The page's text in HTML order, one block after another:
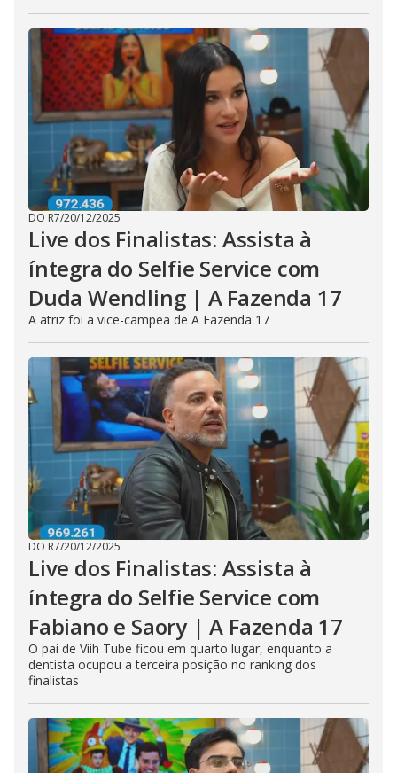
DO R7/20/12/2025
Live dos Finalistas: Assista à
íntegra do Selfie Service com
Duda Wendling | A Fazenda 17
A atriz foi a vice-campeã de A Fazenda 17
DO R7/20/12/2025
Live dos Finalistas: Assista à
íntegra do Selfie Service com
Fabiano e Saory | A Fazenda 17
O pai de Viih Tube ficou em quarto lugar, enquanto a
dentista ocupou a terceira posição no ranking dos
finalistas